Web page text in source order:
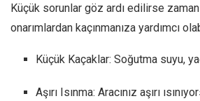
Küçük sorunlar göz ardı edilirse
onarımlardan kaçınmanıza yardımcı
Küçük Kaçaklar: Soğutma suyu,
Aşırı Isınma: Aracınız aşırı